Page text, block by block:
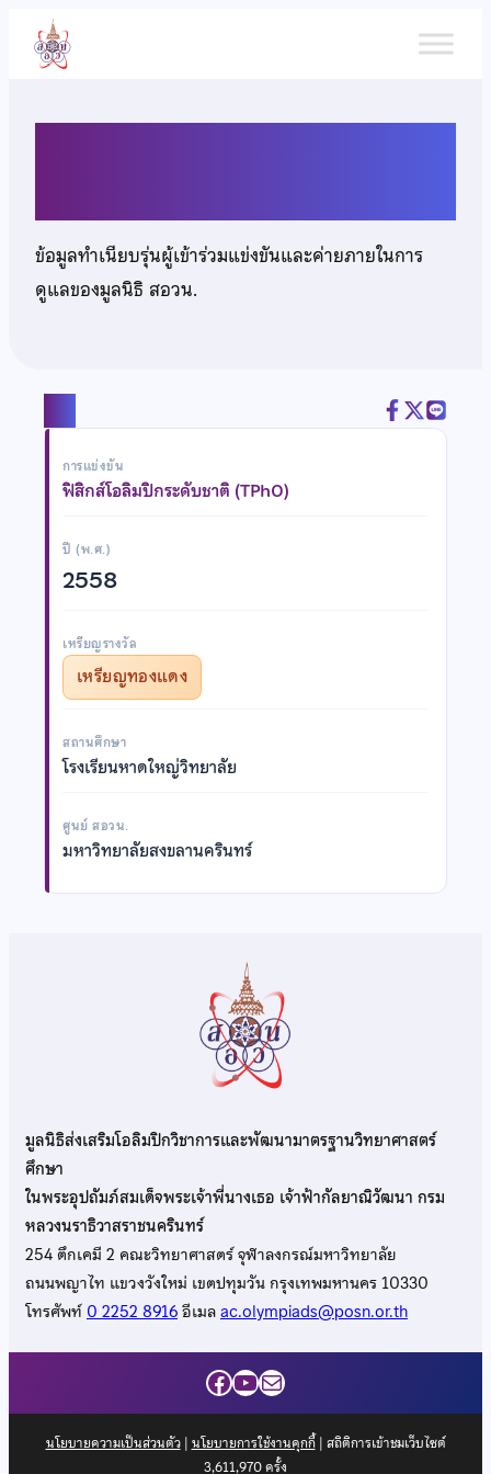
เนื้อหา
ข้อมูลทำเนียบรุ่นผู้เข้าร่วมแข่งขันและค่ายภายในการ
ดูแลของมูลนิธิ สอวน.
การแข่งขัน
ฟิสิกส์โอลิมปิกระดับชาติ (TPhO)
ปี (พ.ศ.)
2558
เหรียญรางวัล
เหรียญทองแดง
สถานศึกษา
โรงเรียนหาดใหญ่วิทยาลัย
ศูนย์ สอวน.
มหาวิทยาลัยสงขลานครินทร์
มูลนิธิส่งเสริมโอลิมปิกวิชาการและพัฒนามาตรฐานวิทยาศาสตร์
ศึกษา
ในพระอุปถัมภ์สมเด็จพระเจ้าพี่นางเธอ เจ้าฟ้ากัลยาณิวัฒนา กรม
หลวงนราธิวาสราชนครินทร์
254 ตึกเคมี 2 คณะวิทยาศาสตร์ จุฬาลงกรณ์มหาวิทยาลัย
ถนนพญาไท แขวงวังใหม่ เขตปทุมวัน กรุงเทพมหานคร 10330
โทรศัพท์0 2252 8916อีเมลac.olympiads@posn.or.th
Facebook
YouTube
Mail
นโยบายความเป็นส่วนตัว| นโยบายการใช้งานคุกกี้| สถิติการเข้าชมเว็บไซต์
3,611,970ครั้ง